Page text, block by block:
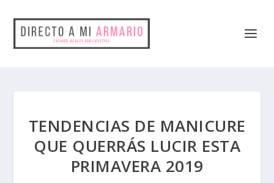
TENDENCIAS DE MANICURE
QUE QUERRÁS LUCIR ESTA
PRIMAVERA 2019